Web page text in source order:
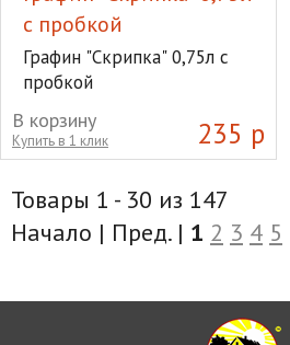
с пробкой
Графин "Скрипка" 0,75л с
пробкой
235 р
В корзину
Купить в 1 клик
Товары 1 - 30 из 147
Начало | Пред. | 1 2 3 4 5